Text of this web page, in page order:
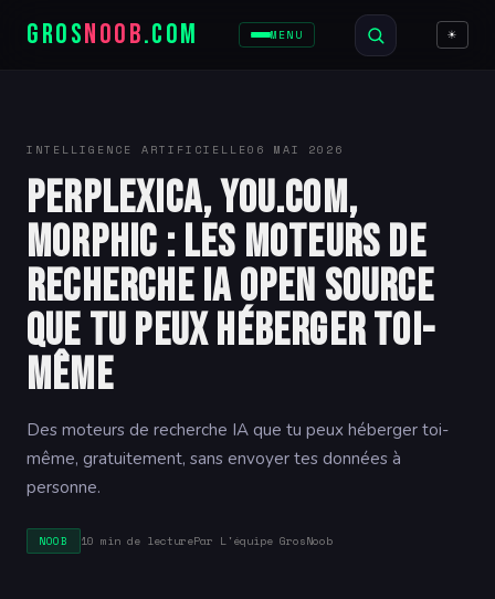
GROSNOOB.COM MENU ☀
INTELLIGENCE ARTIFICIELLE06 MAI 2026
Perplexica, You.com,
Morphic : les moteurs de
recherche IA open source
que tu peux héberger toi-
même
Des moteurs de recherche IA que tu peux héberger toi-
même, gratuitement, sans envoyer tes données à
personne.
NOOB 10 min de lecturePar L'équipe GrosNoob